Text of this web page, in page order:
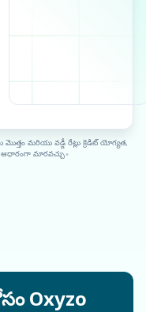
మరియు వడ్డీ రేట్లు క్రెడిట్ యోగ్యత,
మారవచ్చు。
Oxyzo